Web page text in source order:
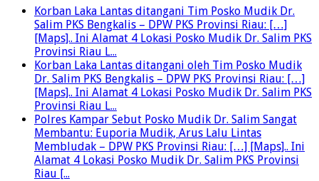
Korban Laka Lantas ditangani Tim Posko Mudik Dr.
Salim PKS Bengkalis – DPW PKS Provinsi Riau: […]
[Maps].. Ini Alamat 4 Lokasi Posko Mudik Dr. Salim PKS
Provinsi Riau L...
Korban Laka Lantas ditangani oleh Tim Posko Mudik
Dr. Salim PKS Bengkalis – DPW PKS Provinsi Riau: […]
[Maps].. Ini Alamat 4 Lokasi Posko Mudik Dr. Salim PKS
Provinsi Riau L...
Polres Kampar Sebut Posko Mudik Dr. Salim Sangat
Membantu: Euporia Mudik, Arus Lalu Lintas
Membludak – DPW PKS Provinsi Riau: […] [Maps].. Ini
Alamat 4 Lokasi Posko Mudik Dr. Salim PKS Provinsi
Riau [...